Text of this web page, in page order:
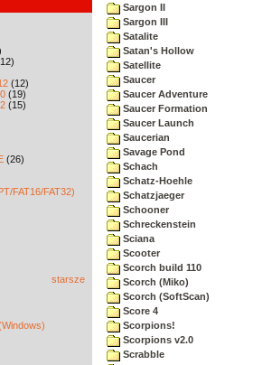
(12)
(19)
(15)
(26)
FAT16/FAT32)
starsze
Sargon II
Sargon III
Satalite
Satan's Hollow
Satellite
Saucer
Saucer Adventure
Saucer Formation
Saucer Launch
Saucerian
Savage Pond
Schach
Schatz-Hoehle
Schatzjaeger
Schooner
Schreckenstein
Sciana
Scooter
Scorch build 110
Scorch (Miko)
Scorch (SoftScan)
Score 4
Scorpions!
Scorpions v2.0
Scrabble